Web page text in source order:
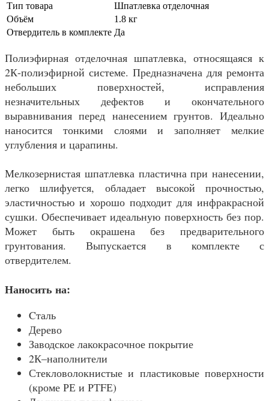
Тип товара
Шпатлевка отделочная
Объём
1.8 кг
Отвердитель в комплекте Да
Полиэфирная отделочная шпатлевка, относящаяся к
2К-полиэфирной системе. Предназначена для ремонта
небольших поверхностей, исправления
незначительных дефектов и окончательного
выравнивания перед нанесением грунтов. Идеально
наносится тонкими слоями и заполняет мелкие
углубления и царапины.
Мелкозернистая шпатлевка пластична при нанесении,
легко шлифуется, обладает высокой прочностью,
эластичностью и хорошо подходит для инфракрасной
сушки. Обеспечивает идеальную поверхность без пор.
Может быть окрашена без предварительного
грунтования. Выпускается в комплекте с
отвердителем.
Наносить на:
Cталь
Дерево
Заводское лакокрасочное покрытие
2К–наполнители
Стекловолокнистые и пластиковые поверхности
(кроме РЕ и РТFЕ)